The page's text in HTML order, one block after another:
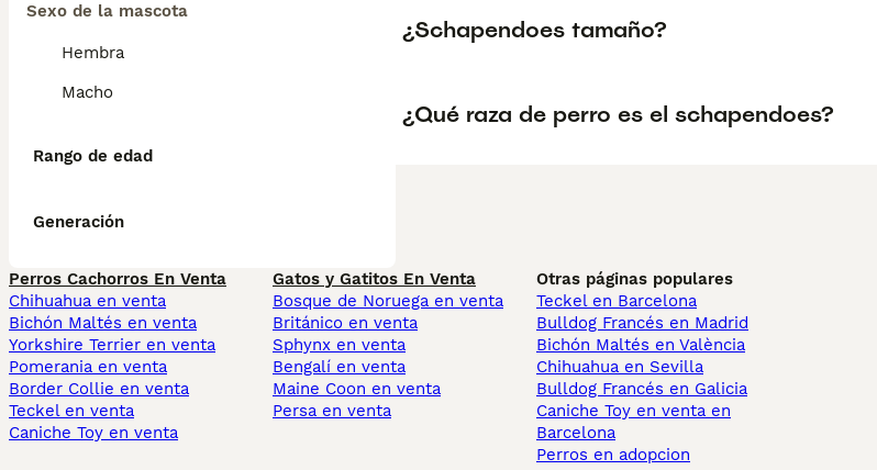
Sexo de la mascota
Hembra
Macho
Rango de edad
Generación
¿Schapendoes tamaño?
¿Qué raza de perro es el schapendoes?
Perros Cachorros En Venta
Chihuahua en venta
Bichón Maltés en venta
Yorkshire Terrier en venta
Pomerania en venta
Border Collie en venta
Teckel en venta
Caniche Toy en venta
Gatos y Gatitos En Venta
Bosque de Noruega en venta
Británico en venta
Sphynx en venta
Bengalí en venta
Maine Coon en venta
Persa en venta
Otras páginas populares
Teckel en Barcelona
Bulldog Francés en Madrid
Bichón Maltés en València
Chihuahua en Sevilla
Bulldog Francés en Galicia
Caniche Toy en venta en
Barcelona
Perros en adopcion